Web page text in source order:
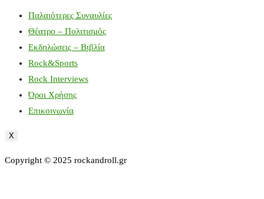
Παλαιότερες Συναυλίες
Θέατρο – Πολιτισμός
Εκδηλώσεις – Βιβλία
Rock&Sports
Rock Interviews
Όροι Χρήσης
Επικοινωνία
X
Copyright © 2025 rockandroll.gr